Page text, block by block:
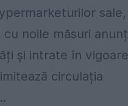
noile măsuri
și intrate în
circulația